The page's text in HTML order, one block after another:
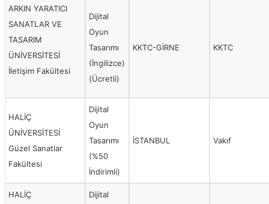
ARKIN YARATICI
SANATLAR VE
TASARIM
ÜNİVERSİTESİ
İletişim Fakültesi
Dijital
Oyun
Tasarımı
(İngilizce)
(Ücretli)
KKTC-GİRNE KKTC
HALİÇ
ÜNİVERSİTESİ
Güzel Sanatlar
Fakültesi
Dijital
Oyun
Tasarımı
(%50
İndirimli)
İSTANBUL Vakıf
HALİÇ
Dijital